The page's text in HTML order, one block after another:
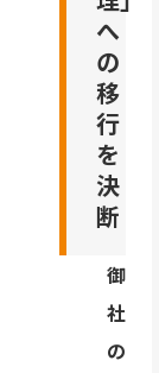
へ
の
移
行
を
決
断
御
社
の